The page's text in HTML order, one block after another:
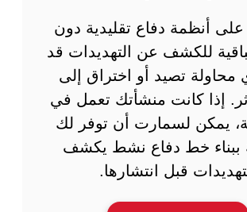
على أنظمة دفاع تقليدية دون
للكشف عن التهديدات قد
محاولة تصيد أو اختراق إلى
إذا كانت منشأتك تعمل في
يمكن لسمارت أن توفر لك
ببناء خط دفاع نشط يكشف
قبل انتشارها.